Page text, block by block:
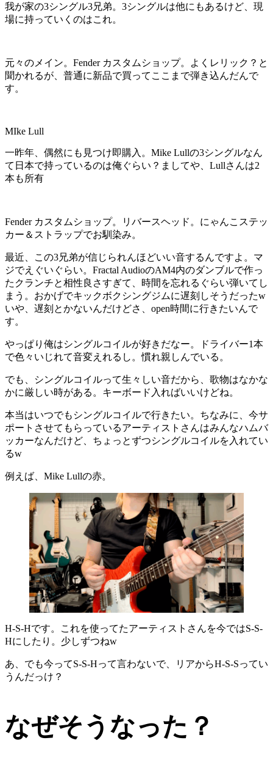
我が家の3シングル3兄弟。3シングルは他にもあるけど、現
場に持っていくのはこれ。
元々のメイン。Fender カスタムショップ。よくレリック？と
聞かれるが、普通に新品で買ってここまで弾き込んだんで
す。
MIke Lull
一昨年、偶然にも見つけ即購入。Mike Lullの3シングルなん
て日本で持っているのは俺ぐらい？ましてや、Lullさんは2
本も所有
Fender カスタムショップ。リバースヘッド。にゃんこステッ
カー＆ストラップでお馴染み。
最近、この3兄弟が信じられんほどいい音するんですよ。マ
ジでえぐいぐらい。Fractal AudioのAM4内のダンブルで作っ
たクランチと相性良さすぎて、時間を忘れるぐらい弾いてし
まう。おかげでキックボクシングジムに遅刻しそうだったw
いや、遅刻とかないんだけどさ、open時間に行きたいんで
す。
やっぱり俺はシングルコイルが好きだなー。ドライバー1本
で色々いじれて音変えれるし。慣れ親しんでいる。
でも、シングルコイルって生々しい音だから、歌物はなかな
かに厳しい時がある。キーボード入ればいいけどね。
本当はいつでもシングルコイルで行きたい。ちなみに、今サ
ポートさせてもらっているアーティストさんはみんなハムバ
ッカーなんだけど、ちょっとずつシングルコイルを入れてい
るw
例えば、Mike Lullの赤。
H-S-Hです。これを使ってたアーティストさんを今ではS-S-
Hにしたり。少しずつねw
あ、でも今ってS-S-Hって言わないで、リアからH-S-Sってい
うんだっけ？
なぜそうなった？